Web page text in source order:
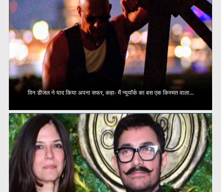
विन डीजल ने याद किया अपना सफर, कहा- मैं न्यूयॉर्क का बस एक किस्मत वाला...